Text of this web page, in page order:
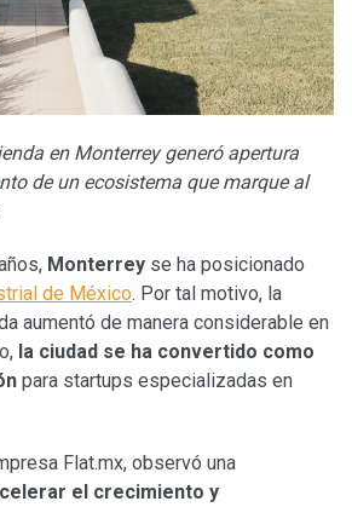
en Monterrey generó apertura
de un ecosistema que marque al
Monterrey se ha posicionado
de México. Por tal motivo, la
aumentó de manera considerable en
la ciudad se ha convertido como
para startups especializadas en
Flat.mx, observó una
el crecimiento y